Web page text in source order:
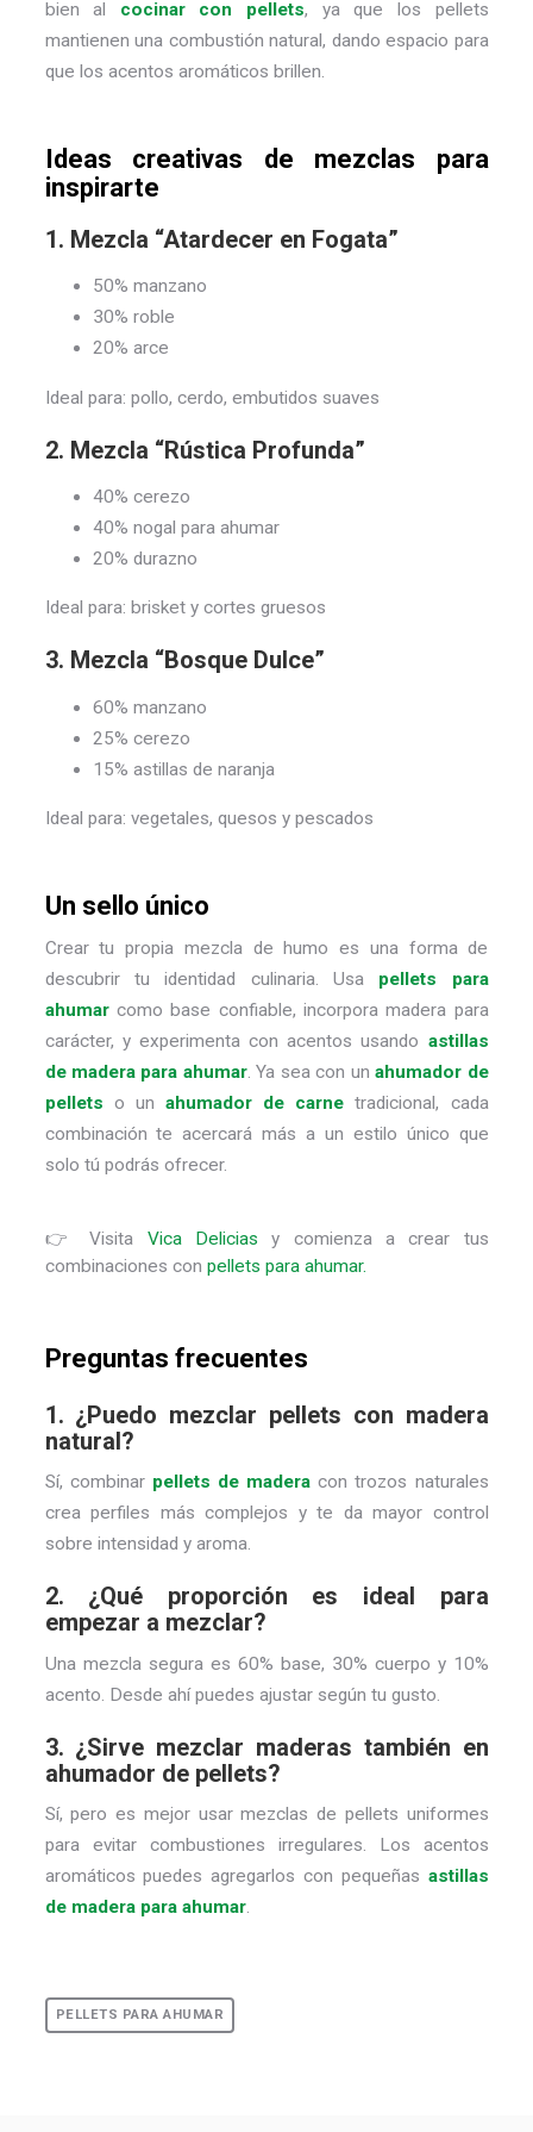
bien al cocinar con pellets, ya que los pellets
mantienen una combustión natural, dando espacio para
que los acentos aromáticos brillen.
Ideas creativas de mezclas para
inspirarte
1. Mezcla “Atardecer en Fogata”
50% manzano
30% roble
20% arce
Ideal para: pollo, cerdo, embutidos suaves
2. Mezcla “Rústica Profunda”
40% cerezo
40% nogal para ahumar
20% durazno
Ideal para: brisket y cortes gruesos
3. Mezcla “Bosque Dulce”
60% manzano
25% cerezo
15% astillas de naranja
Ideal para: vegetales, quesos y pescados
Un sello único
Crear tu propia mezcla de humo es una forma de
descubrir tu identidad culinaria. Usa pellets para
ahumarcomo base confiable, incorporamadera para
carácter, y experimenta con acentos usando astillas
de madera para ahumar. Ya sea con unahumador de
pellets o un ahumador de carne tradicional, cada
combinación te acercará más a un estilo único que
solo tú podrás ofrecer.
👉 Visita Vica Delicias y comienza a crear tus
combinaciones con pellets para ahumar.
Preguntas frecuentes
1. ¿Puedo mezclar pellets con madera
natural?
Sí, combinar pellets de madera con trozos naturales
crea perfiles más complejos y te da mayor control
sobre intensidad y aroma.
2. ¿Qué proporción es ideal para
empezar a mezclar?
Una mezcla segura es 60% base, 30% cuerpo y 10%
acento. Desde ahí puedes ajustar según tu gusto.
3. ¿Sirve mezclar maderas también en
ahumador de pellets?
Sí, pero es mejor usar mezclas de pellets uniformes
para evitar combustiones irregulares. Los acentos
aromáticos puedes agregarlos con pequeñas astillas
de madera para ahumar.
PELLETS PARA AHUMAR